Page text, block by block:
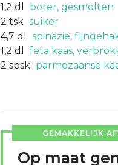
1,2 dl
boter, gesmolten
2 tsk suiker
4,7 dl
spinazie,
1,2 dl
feta kaas,
2 spsk parmezaanse
GEMAKKELIJK
Op maat